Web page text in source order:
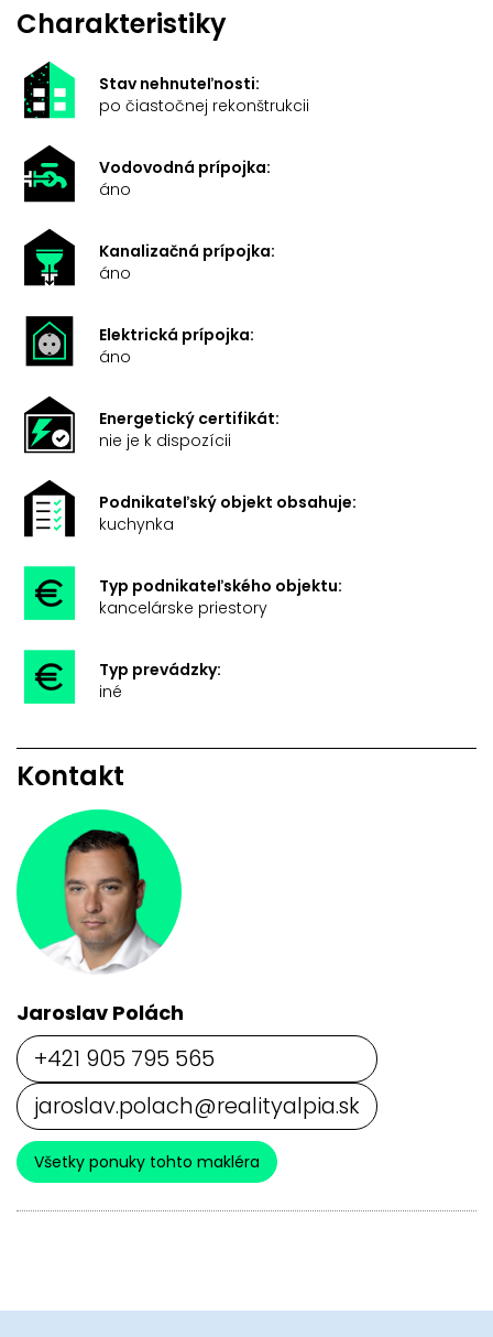
Charakteristiky
Stav nehnuteľnosti:
po čiastočnej rekonštrukcii
Vodovodná prípojka:
áno
Kanalizačná prípojka:
áno
Elektrická prípojka:
áno
Energetický certifikát:
nie je k dispozícii
Podnikateľský objekt obsahuje:
kuchynka
Typ podnikateľského objektu:
kancelárske priestory
Typ prevádzky:
iné
Kontakt
Jaroslav Polách
+421 905 795 565
jaroslav.polach@realityalpia.sk
Všetky ponuky tohto makléra